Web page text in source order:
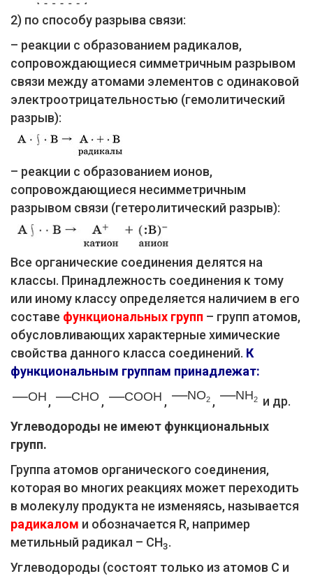
2) по способу разрыва связи:
– реакции с образованием радикалов,
сопровождающиеся симметричным разрывом
связи между атомами элементов с одинаковой
электроотрицательностью (гемолитический
разрыв):
– реакции с образованием ионов,
сопровождающиеся несимметричным
разрывом связи (гетеролитический разрыв):
Все органические соединения делятся на
классы. Принадлежность соединения к тому
или иному классу определяется наличием в его
составе функциональных групп – групп атомов,
обусловливающих характерные химические
свойства данного класса соединений. К
функциональным группам принадлежат:
, , , ,
и др.
Углеводороды не имеют функциональных
групп.
Группа атомов органического соединения,
которая во многих реакциях может переходить
в молекулу продукта не изменяясь, называется
радикалом и обозначается R, например
метильный радикал – СН3.
Углеводороды (состоят только из атомов С и